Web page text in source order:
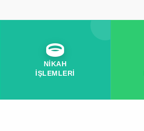
NİKAH
İŞLEMLERİ